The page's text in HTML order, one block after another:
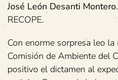
José León Desanti Montero
RECOPE.
Con enorme sorpresa leo
Comisión de Ambiente del
positivo el dictamen al